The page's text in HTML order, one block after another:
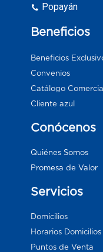
Popayán
Beneficios
Beneficios
Convenios
Catálogo Comercial
Cliente azul
Conócenos
Quiénes Somos
Promesa de Valor
Servicios
Domicilios
Horarios Domicilios
Puntos de Venta